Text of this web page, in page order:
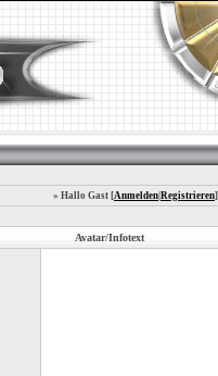
» Hallo Gast [Anmelden Registrieren]
Avatar/Infotext